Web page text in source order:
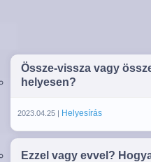
Össze-vissza vagy
helyesen?
2023.04.25 | Helyesírás
Ezzel vagy evvel?